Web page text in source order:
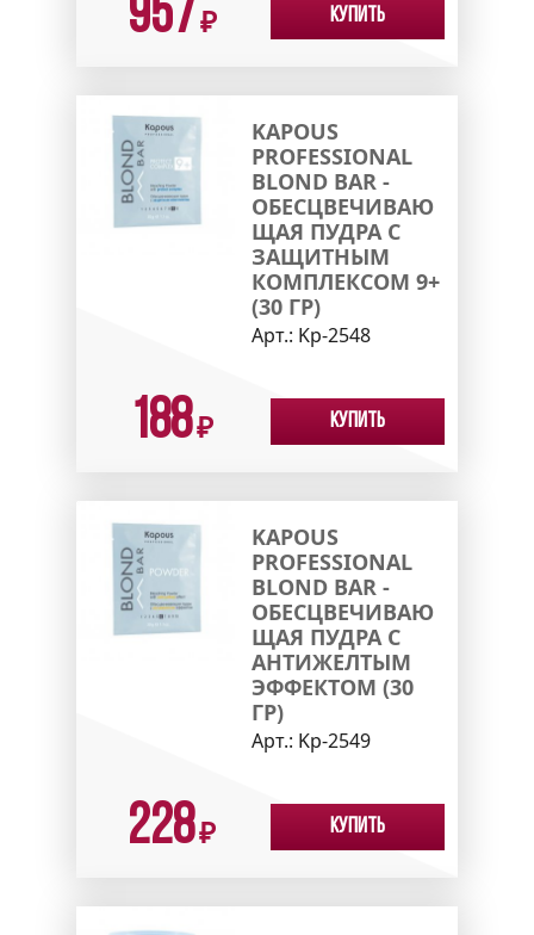
957₽ Купить
KAPOUS
PROFESSIONAL
BLOND BAR -
ОБЕСЦВЕЧИВАЮ
ЩАЯ ПУДРА С
ЗАЩИТНЫМ
КОМПЛЕКСОМ 9+
(30 ГР)
Арт.: Kp-2548
188₽ Купить
KAPOUS
PROFESSIONAL
BLOND BAR -
ОБЕСЦВЕЧИВАЮ
ЩАЯ ПУДРА С
АНТИЖЕЛТЫМ
ЭФФЕКТОМ (30
ГР)
Арт.: Kp-2549
228₽ Купить